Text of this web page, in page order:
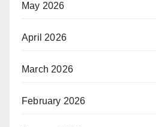
May 2026
April 2026
March 2026
February 2026